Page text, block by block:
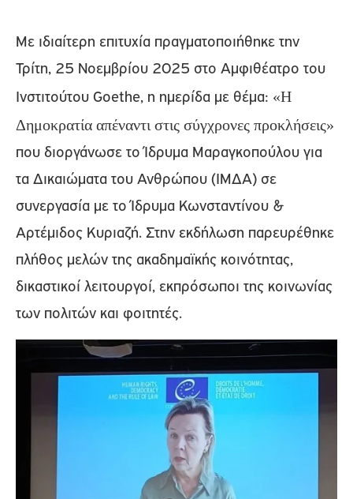
Με ιδιαίτερη επιτυχία πραγματοποιήθηκε την
Τρίτη, 25 Νοεμβρίου 2025 στο Αμφιθέατρο του
Ινστιτούτου Goethe, η ημερίδα με θέμα: «Η
Δημοκρατία απέναντι στις σύγχρονες προκλήσεις»
που διοργάνωσε το Ίδρυμα Μαραγκοπούλου για
τα Δικαιώματα του Ανθρώπου (ΙΜΔΑ) σε
συνεργασία με το Ίδρυμα Κωνσταντίνου &
Αρτέμιδος Κυριαζή. Στην εκδήλωση παρευρέθηκε
πλήθος μελών της ακαδημαϊκής κοινότητας,
δικαστικοί λειτουργοί, εκπρόσωποι της κοινωνίας
των πολιτών και φοιτητές.